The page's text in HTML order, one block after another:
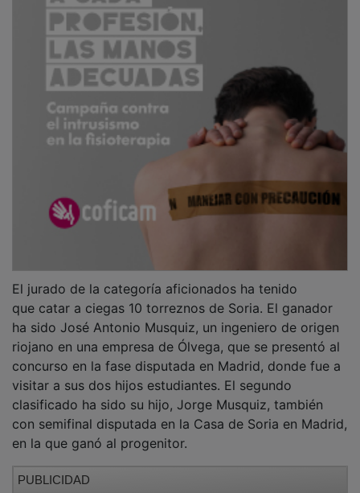
que catar a ciegas 10 torreznos de Soria. El ganador
ha sido José Antonio Musquiz, un ingeniero de origen
riojano en una empresa de Ólvega, que se presentó al
concurso en la fase disputada en Madrid, donde fue a
visitar a sus dos hijos estudiantes. El segundo
clasificado ha sido su hijo, Jorge Musquiz, también
con semifinal disputada en la Casa de Soria en Madrid,
en la que ganó al progenitor.